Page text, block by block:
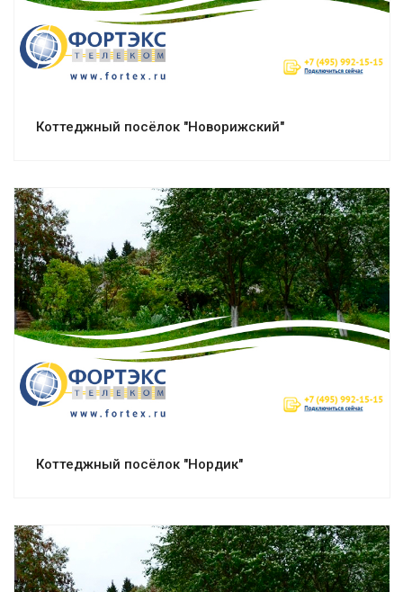
Коттеджный посёлок "Новорижский"
Смотреть проект
Коттеджный посёлок "Нордик"